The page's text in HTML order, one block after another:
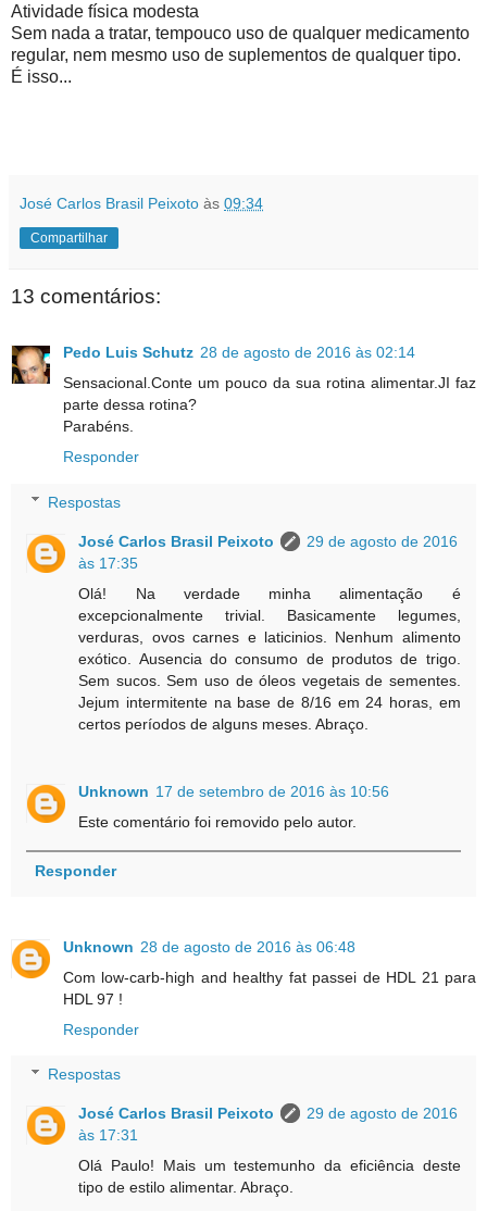
Atividade física modesta
Sem nada a tratar, tempouco uso de qualquer medicamento
regular, nem mesmo uso de suplementos de qualquer tipo.
É isso...
José Carlos Brasil Peixoto às 09:34
Compartilhar
13 comentários:
Pedo Luis Schutz 28 de agosto de 2016 às 02:14
Sensacional.Conte um pouco da sua rotina alimentar.JI faz
parte dessa rotina?
Parabéns.
Responder
Respostas
José Carlos Brasil Peixoto
29 de agosto de 2016
às 17:35
Olá! Na verdade minha alimentação é
excepcionalmente trivial. Basicamente legumes,
verduras, ovos carnes e laticinios. Nenhum alimento
exótico. Ausencia do consumo de produtos de trigo.
Sem sucos. Sem uso de óleos vegetais de sementes.
Jejum intermitente na base de 8/16 em 24 horas, em
certos períodos de alguns meses. Abraço.
Unknown 17 de setembro de 2016 às 10:56
Este comentário foi removido pelo autor.
Responder
Unknown 28 de agosto de 2016 às 06:48
Com low-carb-high and healthy fat passei de HDL 21 para
HDL 97 !
Responder
Respostas
José Carlos Brasil Peixoto
29 de agosto de 2016
às 17:31
Olá Paulo! Mais um testemunho da eficiência deste
tipo de estilo alimentar. Abraço.